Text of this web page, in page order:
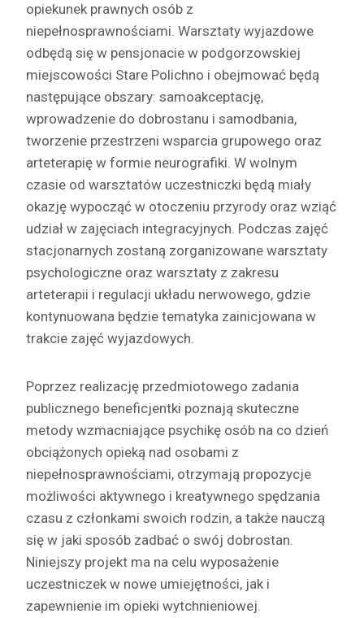
opiekunek prawnych osób z
niepełnosprawnościami. Warsztaty wyjazdowe
odbędą się w pensjonacie w podgorzowskiej
miejscowości Stare Polichno i obejmować będą
następujące obszary: samoakceptację,
wprowadzenie do dobrostanu i samodbania,
tworzenie przestrzeni wsparcia grupowego oraz
arteterapię w formie neurografiki. W wolnym
czasie od warsztatów uczestniczki będą miały
okazję wypocząć w otoczeniu przyrody oraz wziąć
udział w zajęciach integracyjnych. Podczas zajęć
stacjonarnych zostaną zorganizowane warsztaty
psychologiczne oraz warsztaty z zakresu
arteterapii i regulacji układu nerwowego, gdzie
kontynuowana będzie tematyka zainicjowana w
trakcie zajęć wyjazdowych.
Poprzez realizację przedmiotowego zadania
publicznego beneficjentki poznają skuteczne
metody wzmacniające psychikę osób na co dzień
obciążonych opieką nad osobami z
niepełnosprawnościami, otrzymają propozycje
możliwości aktywnego i kreatywnego spędzania
czasu z członkami swoich rodzin, a także nauczą
się w jaki sposób zadbać o swój dobrostan.
Niniejszy projekt ma na celu wyposażenie
uczestniczek w nowe umiejętności, jak i
zapewnienie im opieki wytchnieniowej.